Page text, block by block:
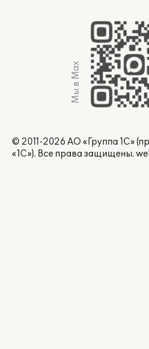
Мы в Max
© 2011-2026 АО «Группа 1С»
«1С»). Все права защищены.